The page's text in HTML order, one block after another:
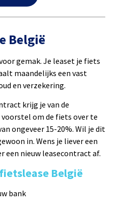
België
gemak. Je leaset je fiets
maandelijks een vast
en verzekering.
krijg je van de
om de fiets over te
ongeveer 15-20%. Wil je dit
in. Wens je liever een
een nieuw leasecontract af.
België
bank